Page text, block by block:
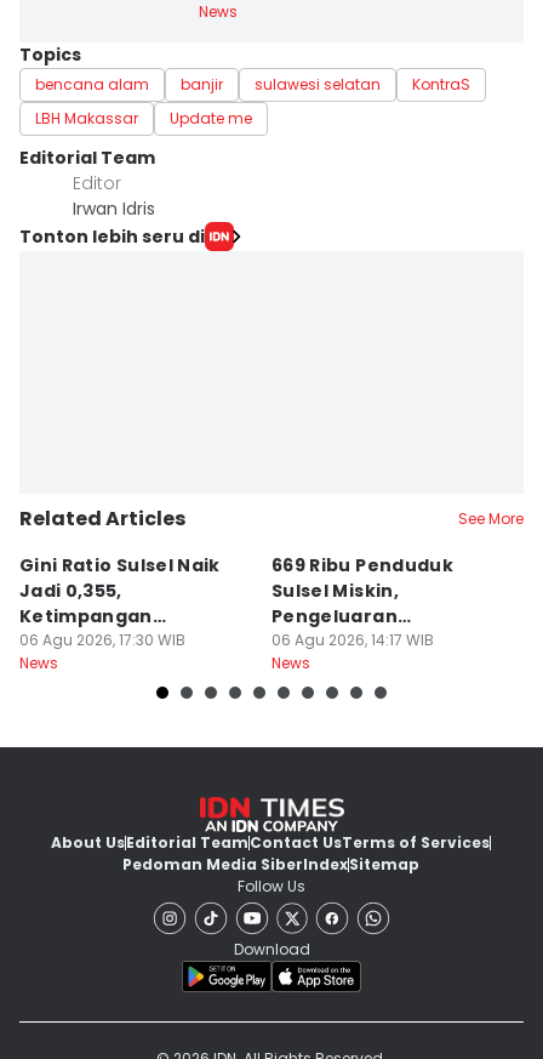
News
Topics
bencana alam banjir sulawesi selatan
KontraS
LBH Makassar
Update me
Editorial Team
Editor
Irwan Idris
Tonton lebih seru di
Related Articles See More
Gini Ratio Sulsel Naik
Jadi 0,355,
Ketimpangan
Perdesaan Meningkat
06 Agu 2026, 17:30 WIB
News
669 Ribu Penduduk
Sulsel Miskin,
Pengeluaran
Terbesarnya Rokok
06 Agu 2026, 14:17 WIB
News
About UsEditorial TeamContact UsTerms of Services
Pedoman Media SiberIndexSitemap
Follow Us
Download